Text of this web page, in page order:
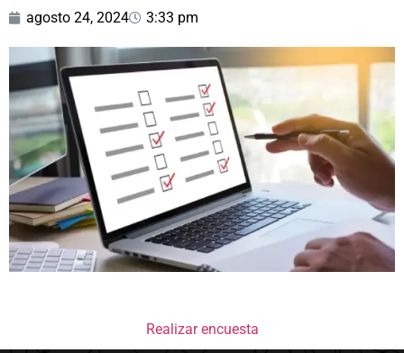
agosto 24, 2024 3:33 pm
Realizar encuesta